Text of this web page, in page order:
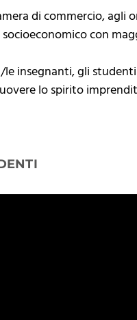
di commercio, agli
con
insegnanti, gli
lo spirito